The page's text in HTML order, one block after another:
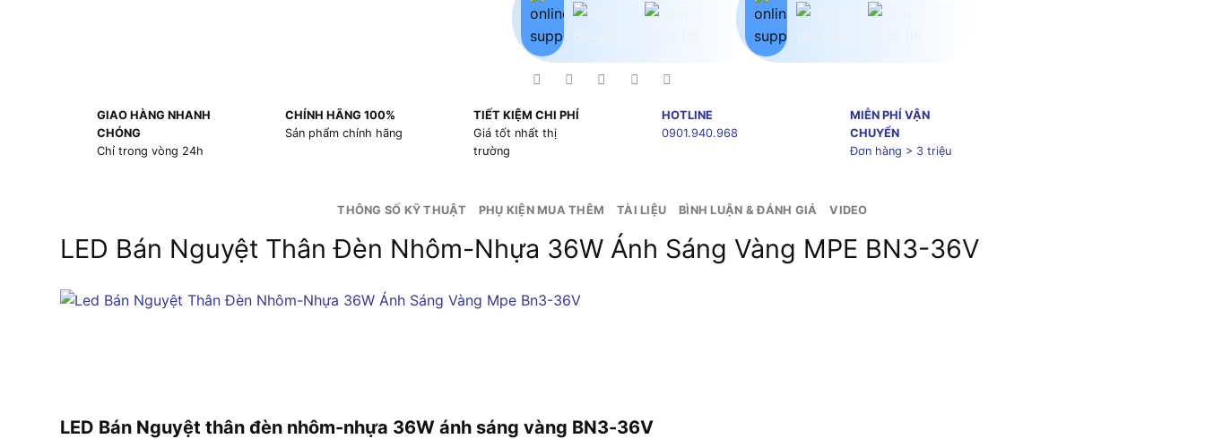
GIAO HÀNG NHANH
CHÓNG
Chỉ trong vòng 24h
CHÍNH HÃNG 100%
Sản phẩm chính hãng
TIẾT KIỆM CHI PHÍ
Giá tốt nhất thị
trường
HOTLINE
0901.940.968
MIỄN PHÍ VẬN
CHUYỂN
Đơn hàng > 3 triệu
THÔNG SỐ KỸ THUẬT PHỤ KIỆN MUA THÊM TÀI LIỆU BÌNH LUẬN & ĐÁNH GIÁ VIDEO
LED Bán Nguyệt Thân Đèn Nhôm-Nhựa 36W Ánh Sáng Vàng MPE BN3-36V
LED Bán Nguyệt thân đèn nhôm-nhựa 36W ánh sáng vàng BN3-36V